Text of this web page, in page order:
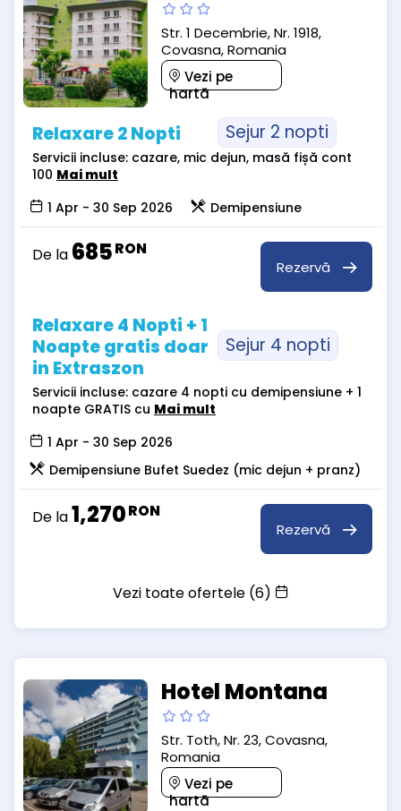
Str. 1 Decembrie, Nr. 1918,
Covasna, Romania
Vezi pe
hartă
Relaxare 2 Nopti Sejur 2 nopti
Servicii incluse: cazare, mic dejun, masă fișă cont
100 Mai mult
1 Apr - 30 Sep 2026
Demipensiune
De la 685RON
Rezervă
Relaxare 4 Nopti + 1
Noapte gratis doar
in Extraszon
Sejur 4 nopti
Servicii incluse: cazare 4 nopti cu demipensiune + 1
noapte GRATIS cu Mai mult
1 Apr - 30 Sep 2026
Demipensiune Bufet Suedez (mic dejun + pranz)
De la1,270RON
Rezervă
Vezi toate ofertele (6)
Hotel Montana
Str. Toth, Nr. 23, Covasna,
Romania
Vezi pe
hartă